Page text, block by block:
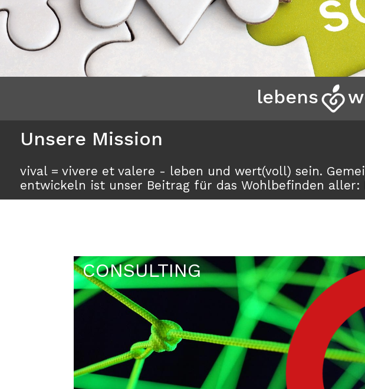
lebens
Unsere Mission
vival = vivere et valere - leben und wert(voll) sein.
entwickeln ist unser Beitrag für das Wohlbefinden aller:
CONSULTING